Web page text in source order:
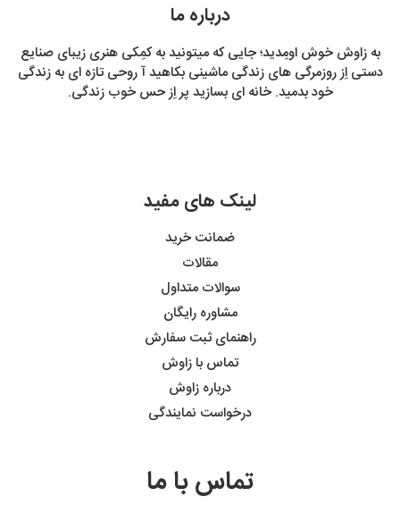
درباره ما
به زاوش خوش اومِدید؛ جایی که میتونید به کمِکی هنری زیبای صنایع
دستی اِز روزمرگی های زندگی ماشینی بکاهید آ روحی تازه ای به زندگی
خود بدمید. خانه ای بسازید پر اِز حس خوب زندگی.
لینک های مفید
ضمانت خرید
مقالات
سوالات متداول
مشاوره رایگان
راهنمای ثبت سفارش
تماس با زاوش
درباره زاوش
درخواست نمایندگی
تماس با ما